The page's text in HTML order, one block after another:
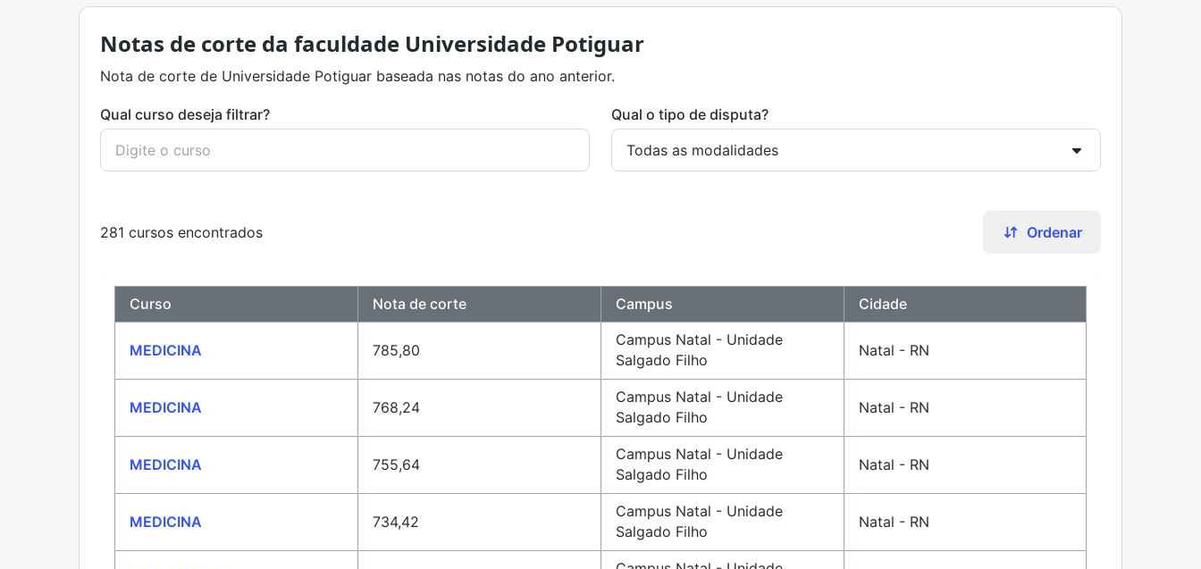
Notas de corte da faculdade Universidade Potiguar
Nota de corte de Universidade Potiguar baseada nas notas do ano anterior.
Qual curso deseja filtrar? Qual o tipo de disputa?
281 cursos encontrados Ordenar
Curso Nota de corte Campus Cidade
MEDICINA 785,80
Campus Natal - Unidade
Salgado Filho
Natal - RN
MEDICINA 768,24
Campus Natal - Unidade
Salgado Filho
Natal - RN
MEDICINA 755,64
Campus Natal - Unidade
Salgado Filho
Natal - RN
MEDICINA 734,42
Campus Natal - Unidade
Salgado Filho
Natal - RN